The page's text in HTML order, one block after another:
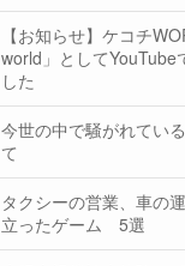
【お知らせ】ケコチ
world」としてYouTube
した
今世の中で騒がれてい
て
タクシーの営業、車の
立ったゲーム 5選